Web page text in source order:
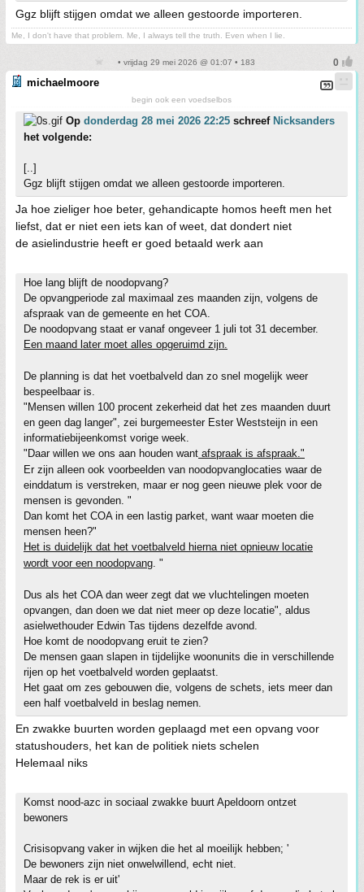
Ggz blijft stijgen omdat we alleen gestoorde importeren.
Me, I don't have that problem. Me, I always tell the truth. Even when I lie.
• vrijdag 29 mei 2026 @ 01:07 • 183
michaelmoore
begin ook een voedselbos
Op donderdag 28 mei 2026 22:25 schreef Nicksanders
het volgende:
[..]
Ggz blijft stijgen omdat we alleen gestoorde importeren.
Ja hoe zieliger hoe beter, gehandicapte homos heeft men het
liefst, dat er niet een iets kan of weet, dat dondert niet
de asielindustrie heeft er goed betaald werk aan
Hoe lang blijft de noodopvang?
De opvangperiode zal maximaal zes maanden zijn, volgens de
afspraak van de gemeente en het COA.
De noodopvang staat er vanaf ongeveer 1 juli tot 31 december.
Een maand later moet alles opgeruimd zijn.
De planning is dat het voetbalveld dan zo snel mogelijk weer
bespeelbaar is.
"Mensen willen 100 procent zekerheid dat het zes maanden duurt
en geen dag langer", zei burgemeester Ester Weststeijn in een
informatiebijeenkomst vorige week.
"Daar willen we ons aan houden want afspraak is afspraak."
Er zijn alleen ook voorbeelden van noodopvanglocaties waar de
einddatum is verstreken, maar er nog geen nieuwe plek voor de
mensen is gevonden. "
Dan komt het COA in een lastig parket, want waar moeten die
mensen heen?"
Het is duidelijk dat het voetbalveld hierna niet opnieuw locatie
wordt voor een noodopvang. "
Dus als het COA dan weer zegt dat we vluchtelingen moeten
opvangen, dan doen we dat niet meer op deze locatie", aldus
asielwethouder Edwin Tas tijdens dezelfde avond.
Hoe komt de noodopvang eruit te zien?
De mensen gaan slapen in tijdelijke woonunits die in verschillende
rijen op het voetbalveld worden geplaatst.
Het gaat om zes gebouwen die, volgens de schets, iets meer dan
een half voetbalveld in beslag nemen.
En zwakke buurten worden geplaagd met een opvang voor
statushouders, het kan de politiek niets schelen
Helemaal niks
Komst nood-azc in sociaal zwakke buurt Apeldoorn ontzet
bewoners
Crisisopvang vaker in wijken die het al moeilijk hebben; '
De bewoners zijn niet onwelwillend, echt niet.
Maar de rek is er uit'